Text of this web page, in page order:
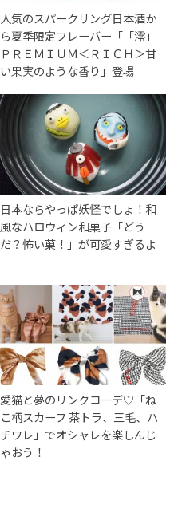
人気のスパークリング日本酒か
ら夏季限定フレーバー「「澪」
ＰＲＥＭＩＵＭ＜ＲＩＣＨ＞甘
い果実のような香り」登場
日本ならやっぱ妖怪でしょ！和
風なハロウィン和菓子「どう
だ？怖い菓！」が可愛すぎるよ
愛猫と夢のリンクコーデ♡「ね
こ柄スカーフ 茶トラ、三毛、ハ
チワレ」でオシャレを楽しんじ
ゃおう！